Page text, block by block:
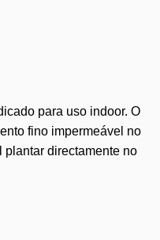
para uso indoor. O
fino impermeável no
plantar directamente no